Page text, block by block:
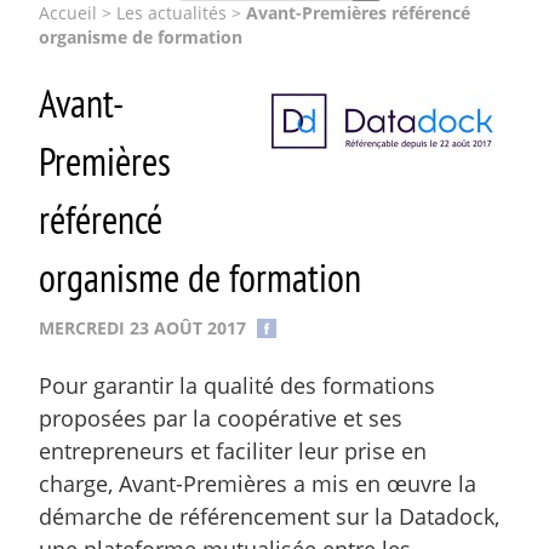
Accueil > Les actualités > Avant-Premières référencé
organisme de formation
Avant-
Premières
référencé
organisme de formation
MERCREDI 23 AOÛT 2017
Pour garantir la qualité des formations
proposées par la coopérative et ses
entrepreneurs et faciliter leur prise en
charge, Avant-Premières a mis en œuvre la
démarche de référencement sur la Datadock,